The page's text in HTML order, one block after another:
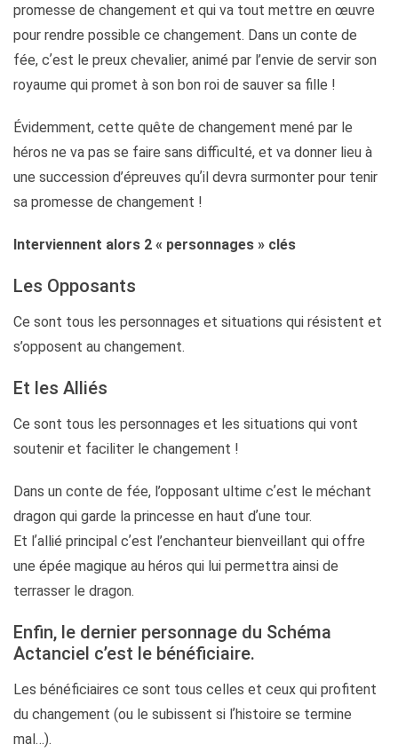
promesse de changement et qui va tout mettre en œuvre
pour rendre possible ce changement. Dans un conte de
fée, cʼest le preux chevalier, animé par l’envie de servir son
royaume qui promet à son bon roi de sauver sa fille !
Évidemment, cette quête de changement mené par le
héros ne va pas se faire sans difficulté, et va donner lieu à
une succession d’épreuves quʼil devra surmonter pour tenir
sa promesse de changement !
Interviennent alors 2 « personnages » clés
Les Opposants
Ce sont tous les personnages et situations qui résistent et
s’opposent au changement.
Et les Alliés
Ce sont tous les personnages et les situations qui vont
soutenir et faciliter le changement !
Dans un conte de fée, l’opposant ultime cʼest le méchant
dragon qui garde la princesse en haut dʼune tour.
Et lʼallié principal cʼest l’enchanteur bienveillant qui offre
une épée magique au héros qui lui permettra ainsi de
terrasser le dragon.
Enfin, le dernier personnage du Schéma
Actanciel cʼest le bénéficiaire.
Les bénéficiaires ce sont tous celles et ceux qui profitent
du changement (ou le subissent si lʼhistoire se termine
mal…).